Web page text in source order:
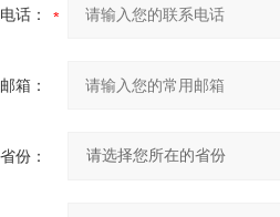
话：
箱：
省份：